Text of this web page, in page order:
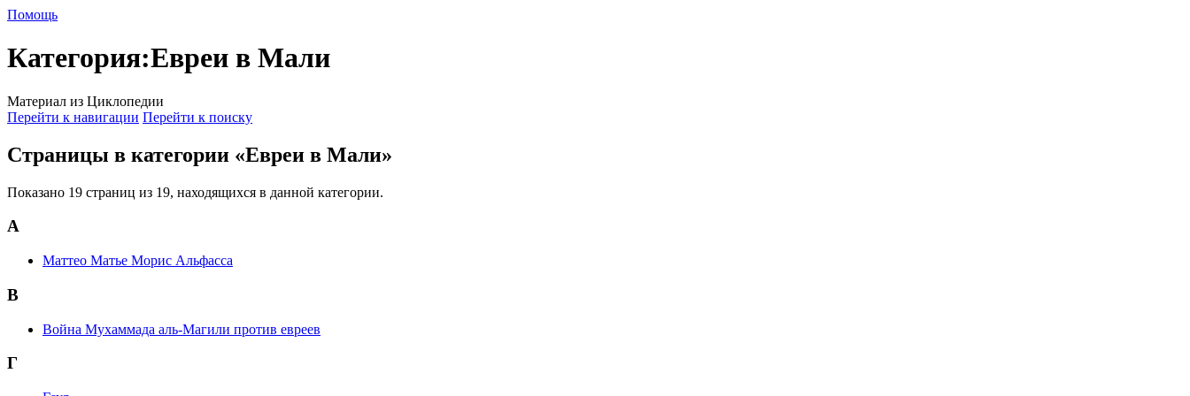
Помощь
Категория:Евреи в Мали
Материал из Циклопедии
Перейти к навигации Перейти к поиску
Страницы в категории «Евреи в Мали»
Показано 19 страниц из 19, находящихся в данной категории.
А
Маттео Матье Морис Альфасса
В
Война Мухаммада аль-Магили против евреев
Г